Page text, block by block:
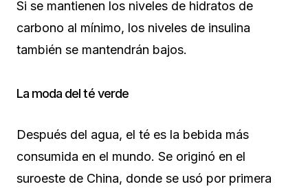
Si se mantienen los niveles de hidratos de
carbono al mínimo, los niveles de insulina
también se mantendrán bajos.
La moda del té verde
Después del agua, el té es la bebida más
consumida en el mundo. Se originó en el
suroeste de China, donde se usó por primera